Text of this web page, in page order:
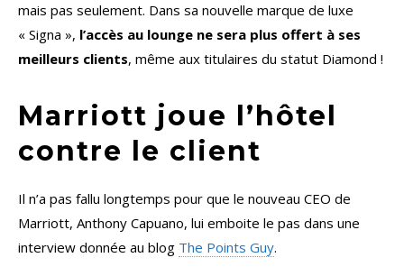
mais pas seulement. Dans sa nouvelle marque de luxe
« Signa », l’accès au lounge ne sera plus offert à ses
meilleurs clients, même aux titulaires du statut Diamond !
Marriott joue l’hôtel
contre le client
Il n’a pas fallu longtemps pour que le nouveau CEO de
Marriott, Anthony Capuano, lui emboite le pas dans une
interview donnée au blog The Points Guy.